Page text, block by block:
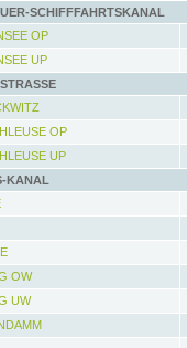
SCHIFFFAHRTSKANAL
OP
UP
OP
UP
KANAL
OW
UW